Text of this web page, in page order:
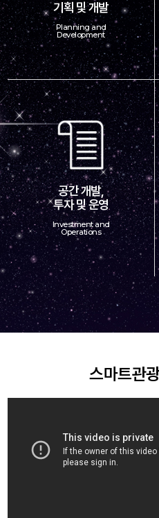
기획 및 개발
Planning and
Development
공간 개발,
투자 및 운영
Investment and
Operations
스마트관